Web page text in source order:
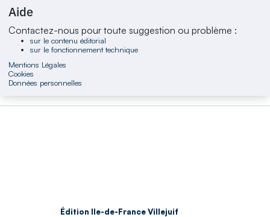
Aide
Contactez-nous pour toute suggestion ou problème :
sur le contenu éditorial
sur le fonctionnement technique
Mentions Légales
Cookies
Données personnelles
Édition Ile-de-France Villejuif